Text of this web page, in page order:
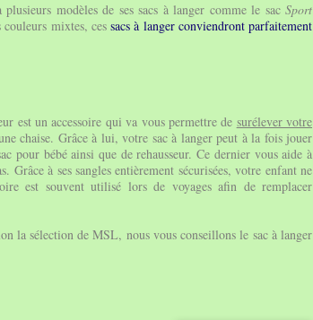
modèles de ses sacs à langer comme le sac Sport
couleurs mixtes, cessacs à langer conviendront parfaitement
est un accessoire qui va vous permettre de surélever votre
chaise. Grâce à lui, votre sac à langer peut à la fois jouer
pour bébé ainsi que de rehausseur. Ce dernier vous aide à
Grâce à ses sangles entièrement sécurisées, votre enfant ne
est souvent utilisé lors de voyages afin de remplacer
la sélection de MSL, nous vous conseillons le sac à langer